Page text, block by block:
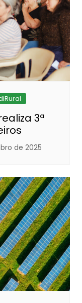
3ª
de 2025